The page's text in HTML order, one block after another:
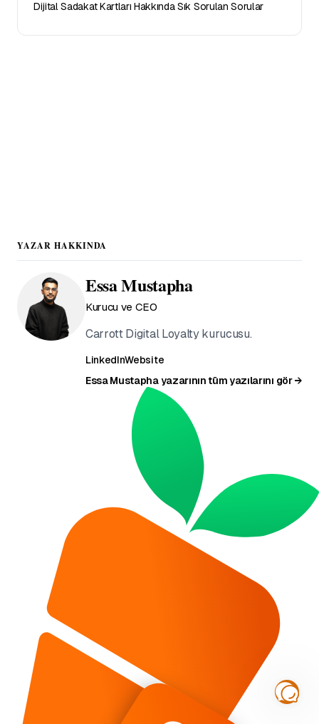
Dijital Sadakat Kartları Hakkında Sık Sorulan Sorular
YAZAR HAKKINDA
Essa Mustapha
Kurucu ve CEO
Carrott Digital Loyalty kurucusu.
LinkedInWebsite
Essa Mustapha yazarının tüm yazılarını gör →